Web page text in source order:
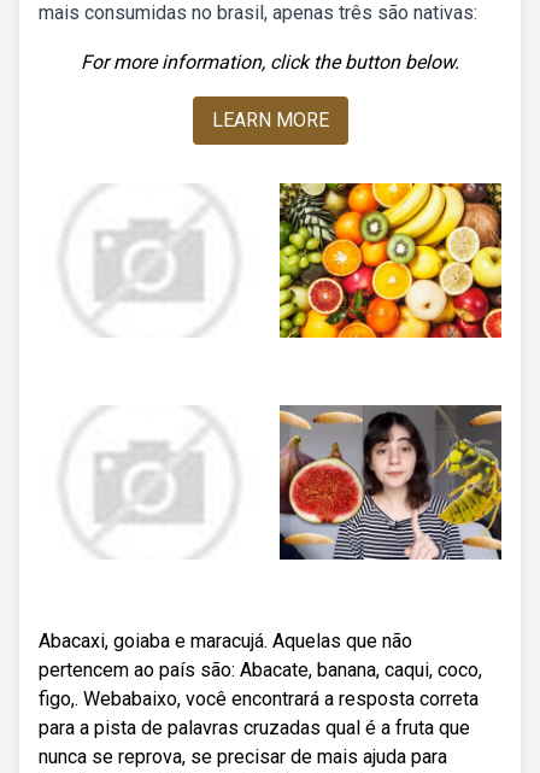
mais consumidas no brasil, apenas três são nativas:
For more information, click the button below.
LEARN MORE
Abacaxi, goiaba e maracujá. Aquelas que não
pertencem ao país são: Abacate, banana, caqui, coco,
figo,. Webabaixo, você encontrará a resposta correta
para a pista de palavras cruzadas qual é a fruta que
nunca se reprova, se precisar de mais ajuda para